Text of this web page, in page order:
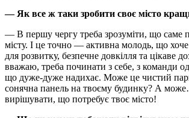
— Як все ж таки зробити своє місто
— В першу чергу треба зрозуміти, що саме
місту. І це точно — активна молодь, що
для розвитку, безпечне довкілля та цікаве
вважаю, треба починати з себе, з команди
що дуже-дуже надихає. Може це чистий
сонячна панель на твоєму будинку? А
вирішувати, що потребує твоє місто!